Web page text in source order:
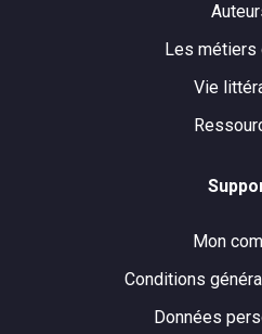
Les métiers
Vie
Mon
Conditions
Données